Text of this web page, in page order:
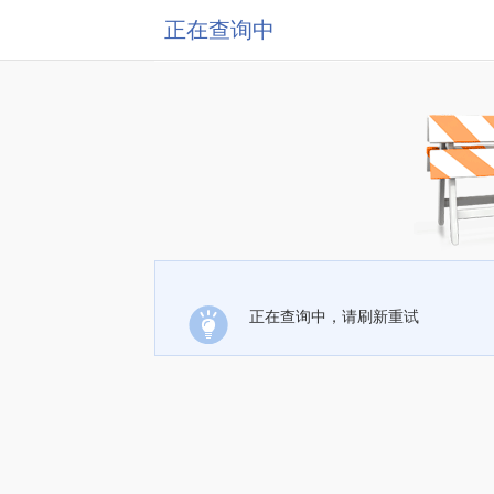
正在查询中
正在查询中，请刷新重试